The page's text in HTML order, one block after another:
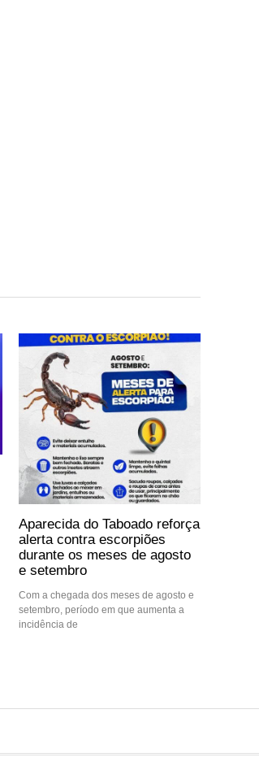
Aparecida do Taboado reforça
alerta contra escorpiões
durante os meses de agosto
e setembro
Com a chegada dos meses de agosto e
setembro, período em que aumenta a
incidência de